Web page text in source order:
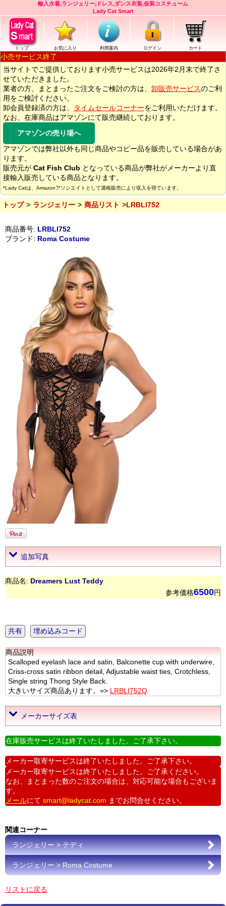
輸入水着,ランジェリー,ドレス,ダンス衣装,仮装コスチューム
Lady Cat Smart
トップ お気に入り 利用案内 ログイン カート
小売サービス終了
当サイトでご提供しております小売サービスは2026年2月末で終了さ
せていただきました。
業者の方、まとまったご注文をご検討の方は、 卸販売サービスのご利
用をご検討ください。
卸会員登録済の方は、
タイムセールコーナーをご利用いただけます。
なお、在庫商品はアマゾンにて販売継続しております。
アマゾンの売り場へ
アマゾンでは弊社以外も同じ商品やコピー品を販売している場合があ
ります。
販売元が Cat Fish Club となっている商品が弊社がメーカーより直
接輸入販売している商品となります。
*Lady Catは、Amazonアソシエイトとして適格販売により収入を得ています。
トップ ランジェリー 商品リスト LRBLI752
商品番号: LRBLI752
ブランド: Roma Costume
追加写真
商品名: Dreamers Lust Teddy
参考価格6500円
共有 埋め込みコード
商品説明
Scalloped eyelash lace and satin, Balconette cup with underwire,
Criss-cross satin ribbon detail, Adjustable waist ties, Crotchless,
Single string Thong Style Back.
大きいサイズ商品あります。=> LRBLI752Q
メーカーサイズ表
在庫販売サービスは終了いたしました。ご了承下さい。
メーカー取寄サービスは終了いたしました。ご了承下さい。
メーカー取寄サービスは終了いたしました。ご了承ください。
なお、まとまった数のご注文の場合は、対応可能な場合もございま
す。
メールにて smart@ladycat.com までお問合せください。
関連コーナー
ランジェリー > テディ
ランジェリー > Roma Costume
リストに戻る